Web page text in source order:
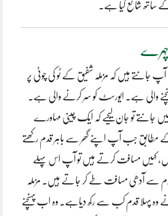
ساتھ شائع کیا ہے۔
چہرے
آپ جانتے ہیں کہ مزملّہ شفیق کے ٹو کی چوٹی پر
والی ہے۔ ایورسٹ کو سر کرنے والی ہے۔
جانتے تو جان لیجیے کہ ایک چینی مہاورے
مطابق جب آپ اپنے گھر سے باہر قدم رکھتے
کہیں مسافت کرتے ہیں تو آپ اس پہلے
سے آدھی مسافت طے کر جاتے ہیں۔ مزملہ
وہ پہلا قدم کب سے رکھ دیاہے۔ وہ اب پہنچنے